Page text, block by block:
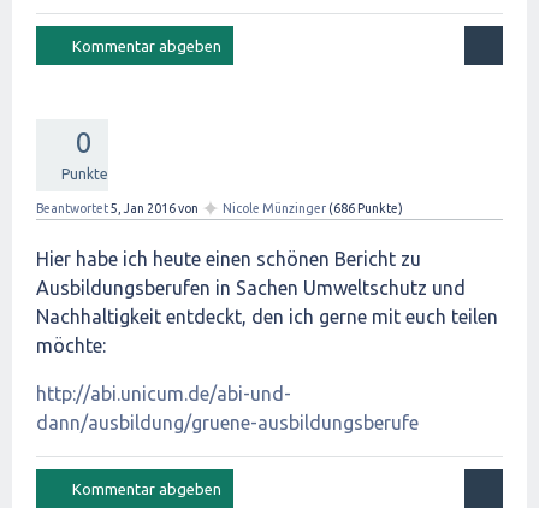
0
Punkte
Beantwortet5, Jan 2016von ✦ Nicole Münzinger (686 Punkte)
Hier habe ich heute einen schönen Bericht zu
Ausbildungsberufen in Sachen Umweltschutz und
Nachhaltigkeit entdeckt, den ich gerne mit euch teilen
möchte:
http://abi.unicum.de/abi-und-
dann/ausbildung/gruene-ausbildungsberufe